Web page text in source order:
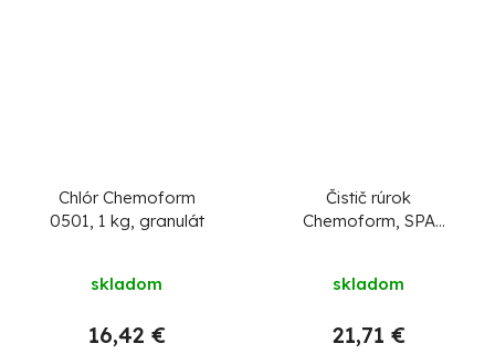
Chlór Chemoform
0501, 1 kg, granulát
skladom
16,42 €
Čistič rúrok
Chemoform, SPA
skladom
21,71 €